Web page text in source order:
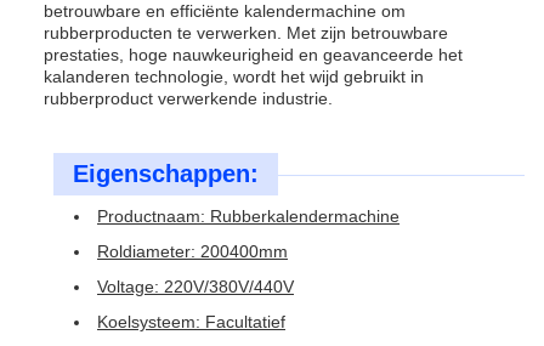
betrouwbare en efficiënte kalendermachine om
rubberproducten te verwerken. Met zijn betrouwbare
prestaties, hoge nauwkeurigheid en geavanceerde het
kalanderen technologie, wordt het wijd gebruikt in
rubberproduct verwerkende industrie.
Eigenschappen:
Productnaam: Rubberkalendermachine
Roldiameter: 200400mm
Voltage: 220V/380V/440V
Koelsysteem: Facultatief